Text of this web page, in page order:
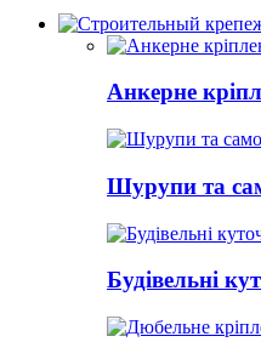
Анкерне
Шурупи та
Будівельні